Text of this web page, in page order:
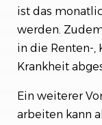
ist das
werden.
in die Renten-,
Krankheit
Ein weiterer
arbeiten kann